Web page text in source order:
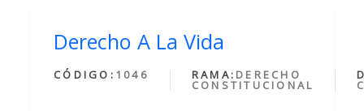
Derecho A La Vida
CÓDIGO: 1046 RAMA: DERECHO
CONSTITUCIONAL